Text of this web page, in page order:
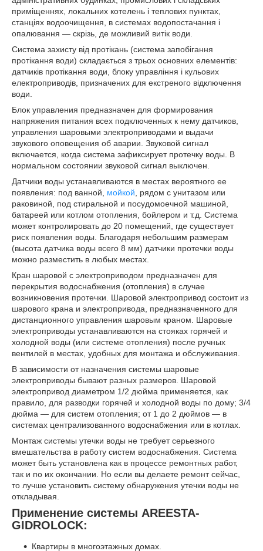
приміщеннях, локальних котелень і теплових пунктах,
станціях водоочищення, в системах водопостачання і
опалювання — скрізь, де можливий витік води.
Система захисту від протікань (система запобігання
протікання води) складається з трьох основних елементів:
датчиків протікання води, блоку управління і кульових
електроприводів, призначених для екстреного відключення
води.
Блок управления предназначен для формирования
напряжения питания всех подключенных к нему датчиков,
управления шаровыми электроприводами и выдачи
звукового оповещения об аварии. Звуковой сигнал
включается, когда система зафиксирует протечку воды. В
нормальном состоянии звуковой сигнал выключен.
Датчики воды устанавливаются в местах вероятного ее
появления: под ванной, мойкой , рядом с унитазом или
раковиной, под стиральной и посудомоечной машиной,
батареей или котлом отопления, бойлером и т.д. Система
может контролировать до 20 помещений, где существует
риск появления воды. Благодаря небольшим размерам
(высота датчика воды всего 8 мм) датчики протечки воды
можно разместить в любых местах.
Кран шаровой с электроприводом предназначен для
перекрытия водоснабжения (отопления) в случае
возникновения протечки. Шаровой электропривод состоит из
шарового крана и электропривода, предназначенного для
дистанционного управления шаровым краном. Шаровые
электроприводы устанавливаются на стояках горячей и
холодной воды (или системе отопления) после ручных
вентилей в местах, удобных для монтажа и обслуживания.
В зависимости от назначения системы шаровые
электроприводы бывают разных размеров. Шаровой
электропривод диаметром 1/2 дюйма применяется, как
правило, для разводки горячей и холодной воды по дому; 3/4
дюйма — для систем отопления; от 1 до 2 дюймов — в
системах централизованного водоснабжения или в котлах.
Монтаж системы утечки воды не требует серьезного
вмешательства в работу систем водоснабжения. Система
может быть установлена как в процессе ремонтных работ,
так и по их окончании. Но если вы делаете ремонт сейчас,
то лучше установить систему обнаружения утечки воды не
откладывая.
Применение системы AREESTA-
GIDROLOCK:
Квартиры в многоэтажных домах.